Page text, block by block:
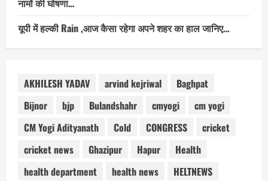
नामों की घोषणा…
यूपी में हल्की Rain ,आज कैसा रहेगा अपने शहर का हाल जानिए…
AKHILESH YADAV arvind kejriwal
Baghpat
Bijnor
bjp Bulandshahr cmyogi
cm yogi
CM Yogi Adityanath
Cold CONGRESS
cricket
cricket news
Ghazipur Hapur
Health
health department
health news
HELTNEWS